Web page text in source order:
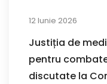
12 Iunie 2026
Justiția de
pentru
discutate la